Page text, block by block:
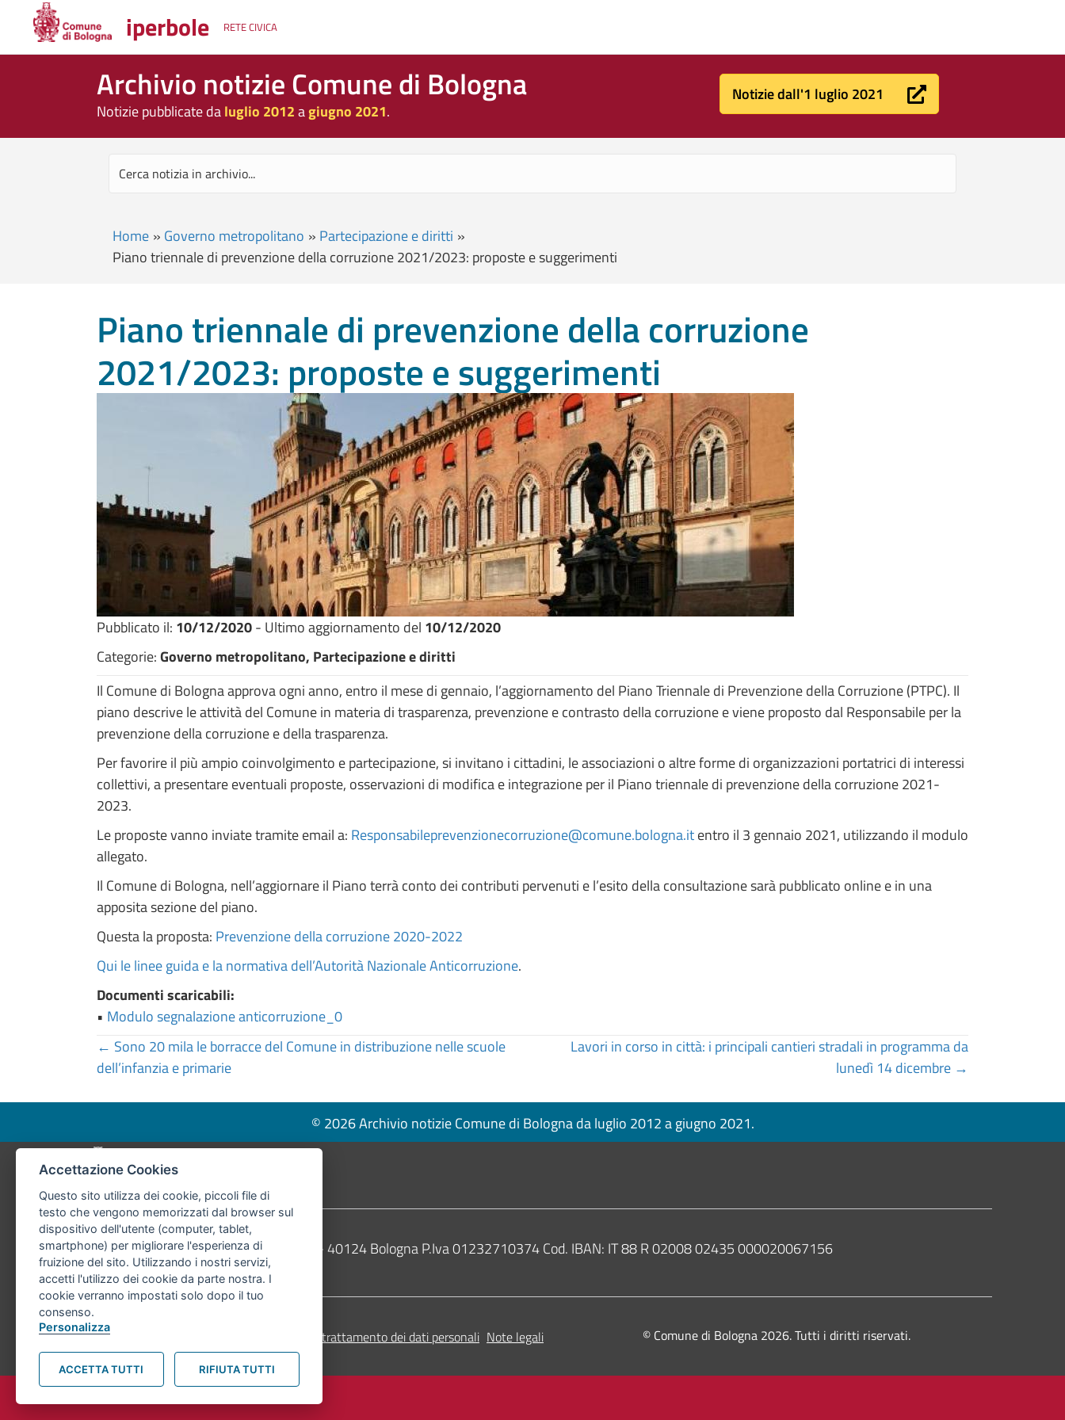
iperbole RETE CIVICA
Archivio notizie Comune di Bologna
Notizie pubblicate daluglio 2012agiugno 2021.
Notizie dall'1 luglio 2021
Home » Governo metropolitano » Partecipazione e diritti »
Piano triennale di prevenzione della corruzione 2021/2023: proposte e suggerimenti
Piano triennale di prevenzione della corruzione
2021/2023: proposte e suggerimenti
Pubblicato il: 10/12/2020- Ultimo aggiornamento del 10/12/2020
Categorie:Governo metropolitano, Partecipazione e diritti
Il Comune di Bologna approva ogni anno, entro il mese di gennaio, l’aggiornamento del Piano Triennale di Prevenzione della Corruzione (PTPC). Il
piano descrive le attività del Comune in materia di trasparenza, prevenzione e contrasto della corruzione e viene proposto dal Responsabile per la
prevenzione della corruzione e della trasparenza.
Per favorire il più ampio coinvolgimento e partecipazione, si invitano i cittadini, le associazioni o altre forme di organizzazioni portatrici di interessi
collettivi, a presentare eventuali proposte, osservazioni di modifica e integrazione per il Piano triennale di prevenzione della corruzione 2021-
2023.
Le proposte vanno inviate tramite email a: Responsabileprevenzionecorruzione@comune.bologna.itentro il 3 gennaio 2021, utilizzando il modulo
allegato.
Il Comune di Bologna, nell’aggiornare il Piano terrà conto dei contributi pervenuti e l’esito della consultazione sarà pubblicato online e in una
apposita sezione del piano.
Questa la proposta: Prevenzione della corruzione 2020-2022
Qui le linee guida e la normativa dell’Autorità Nazionale Anticorruzione.
Documenti scaricabili:
• Modulo segnalazione anticorruzione_0
Posts
navigation
← Sono 20 mila le borracce del Comune in distribuzione nelle scuole
dell’infanzia e primarie
Lavori in corso in città: i principali cantieri stradali in programma da
lunedì 14 dicembre →
© 2026 Archivio notizie Comune di Bologna da luglio 2012 a giugno 2021.
Pié di pagina di Comune di Bologna
Contatti
Comune di Bologna, Piazza Maggiore, 6 - 40124 Bologna P.Iva 01232710374 Cod. IBAN: IT 88 R 02008 02435 000020067156
Telefono:051203040
Accessibilità Informativa sul trattamento dei dati personali Note legali © Comune di Bologna 2026. Tutti i diritti riservati.
Accettazione Cookies
Questo sito utilizza dei cookie, piccoli file di
testo che vengono memorizzati dal browser sul
dispositivo dell'utente (computer, tablet,
smartphone) per migliorare l'esperienza di
fruizione del sito. Utilizzando i nostri servizi,
accetti l'utilizzo dei cookie da parte nostra. I
cookie verranno impostati solo dopo il tuo
consenso.
Personalizza
ACCETTA TUTTI RIFIUTA TUTTI